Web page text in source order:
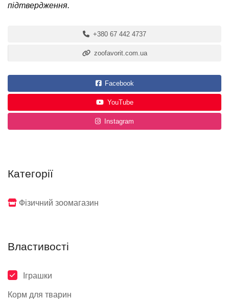
підтвердження.
+380 67 442 4737
zoofavorit.com.ua
Facebook
YouTube
Instagram
Категорії
Фізичний зоомагазин
Властивості
Іграшки
Корм для тварин